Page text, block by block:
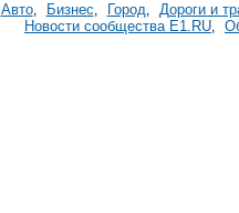
Авто, Бизнес, Город, Дороги и
Новости сообщества E1.RU,